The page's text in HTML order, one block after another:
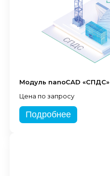
Модуль nanoCAD «СПДС»
Цена по запросу
Подробнее